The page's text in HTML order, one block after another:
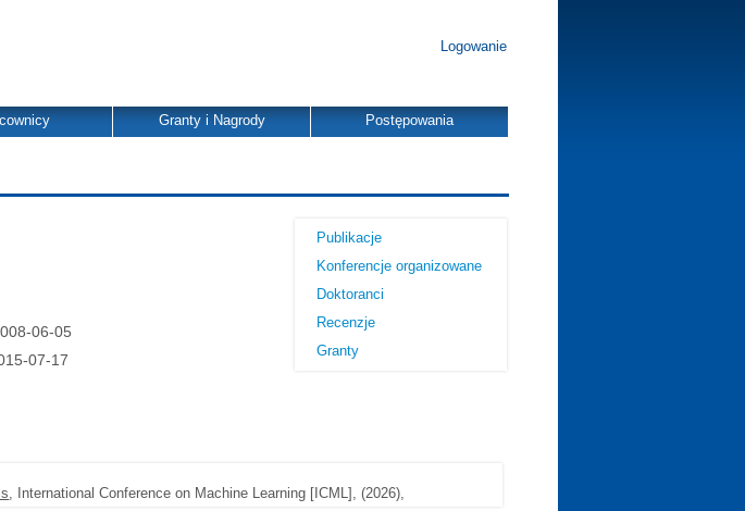
Logowanie
Granty i Nagrody Postępowania
06-05
07-17
Publikacje
Konferencje organizowane
Doktoranci
Recenzje
Granty
, International Conference on Machine Learning [ICML], (2026),